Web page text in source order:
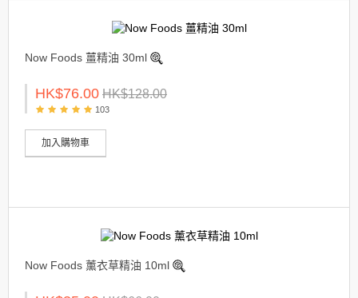
Now Foods 薑精油 30ml
HK$76.00 HK$128.00
103
加入購物車
Now Foods 薰衣草精油 10ml